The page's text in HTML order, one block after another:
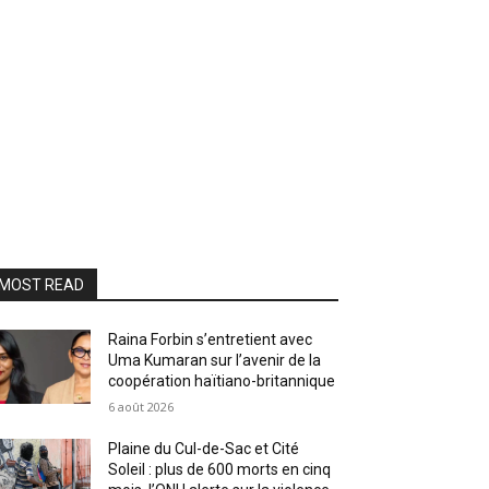
READ
Raina Forbin s’entretient avec
Uma Kumaran sur l’avenir de la
coopération haïtiano-britannique
6 août 2026
Plaine du Cul-de-Sac et Cité
Soleil : plus de 600 morts en cinq